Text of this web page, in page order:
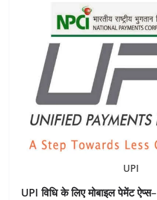
UPI
UPI विधि के लिए मोबाइल पेमेंट ऐप्स–